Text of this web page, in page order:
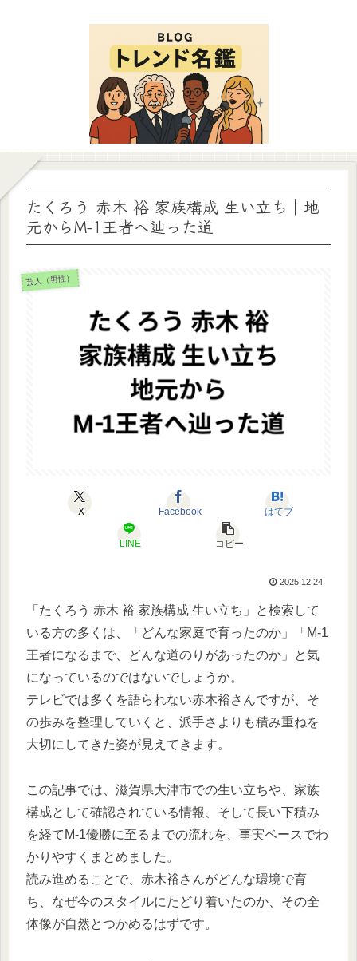
たくろう 赤木 裕 家族構成 生い立ち｜地
元からM-1王者へ辿った道
芸人（男性）
X Facebook はてブ
LINE コピー
2025.12.24
「たくろう 赤木 裕 家族構成 生い立ち」と検索して
いる方の多くは、「どんな家庭で育ったのか」「M-1
王者になるまで、どんな道のりがあったのか」と気
になっているのではないでしょうか。
テレビでは多くを語られない赤木裕さんですが、そ
の歩みを整理していくと、派手さよりも積み重ねを
大切にしてきた姿が見えてきます。
この記事では、滋賀県大津市での生い立ちや、家族
構成として確認されている情報、そして長い下積み
を経てM-1優勝に至るまでの流れを、事実ベースでわ
かりやすくまとめました。
読み進めることで、赤木裕さんがどんな環境で育
ち、なぜ今のスタイルにたどり着いたのか、その全
体像が自然とつかめるはずです。